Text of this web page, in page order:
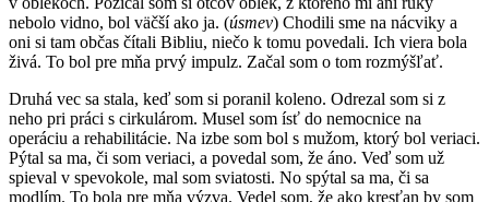
nebolo vidno, bol väčší ako ja. (úsmev) Chodili sme na nácviky a
oni si tam občas čítali Bibliu, niečo k tomu povedali. Ich viera bola
živá. To bol pre mňa prvý impulz. Začal som o tom rozmýšľať.
Druhá vec sa stala, keď som si poranil koleno. Odrezal som si z
neho pri práci s cirkulárom. Musel som ísť do nemocnice na
operáciu a rehabilitácie. Na izbe som bol s mužom, ktorý bol veriaci.
Pýtal sa ma, či som veriaci, a povedal som, že áno. Veď som už
spieval v spevokole, mal som sviatosti. No spýtal sa ma, či sa
modlím. To bola pre mňa výzva. Vedel som, že ako kresťan by som